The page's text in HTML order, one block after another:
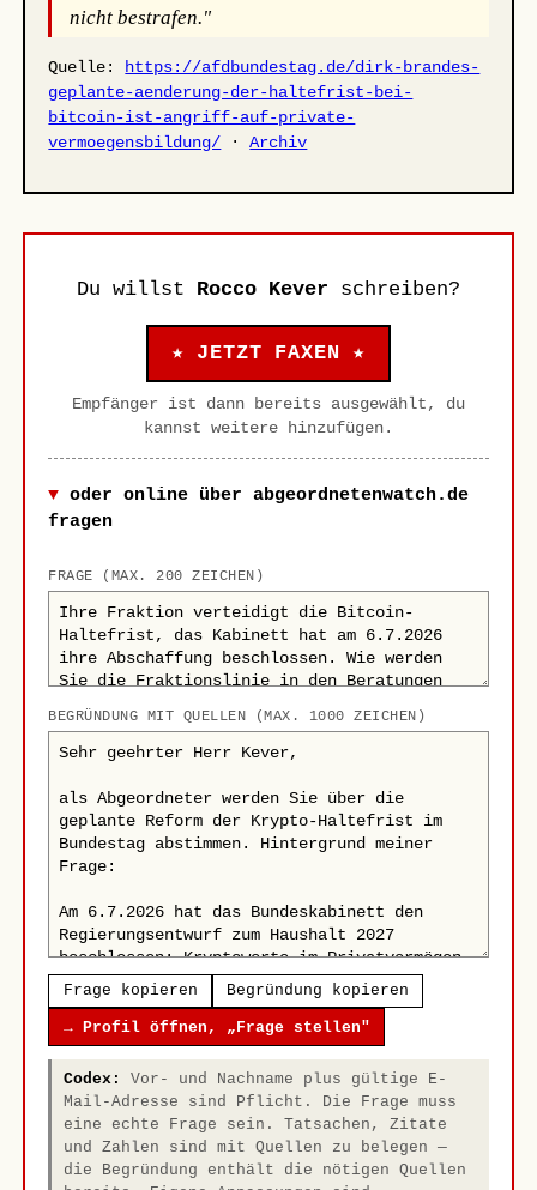
nicht bestrafen."
Quelle:
https://afdbundestag.de/dirk-brandes-
geplante-aenderung-der-haltefrist-bei-
bitcoin-ist-angriff-auf-private-
vermoegensbildung/ ·Archiv
Du willst Rocco Kever schreiben?
★ JETZT FAXEN ★
Empfänger ist dann bereits ausgewählt, du
kannst weitere hinzufügen.
oder online über abgeordnetenwatch.de
fragen
FRAGE (MAX. 200 ZEICHEN)
BEGRÜNDUNG MIT QUELLEN (MAX. 1000 ZEICHEN)
Frage kopieren Begründung kopieren
→ Profil öffnen, „Frage stellen"
Codex:
Vor- und Nachname plus gültige E-
Mail-Adresse sind Pflicht. Die Frage muss
eine echte Frage sein. Tatsachen, Zitate
und Zahlen sind mit Quellen zu belegen —
die Begründung enthält die nötigen Quellen